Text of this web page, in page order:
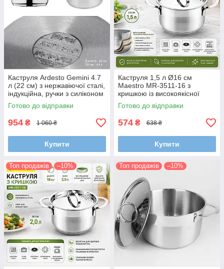
Каструля Ardesto Gemini 4.7
л (22 см) з нержавіючої сталі,
індукційна, ручки з силіконом
(AR1947CS)
Готово до відправки
954 ₴ 1 060 ₴
Купити
Каструля 1,5 л Ø16 см
Maestro MR-3511-16 з
кришкою із високоякісної
нержавіючої сталі |
Багатошарове
Готово до відправки
574 ₴ 638 ₴
Купити
Топ продажів –10% Топ продажів –10%